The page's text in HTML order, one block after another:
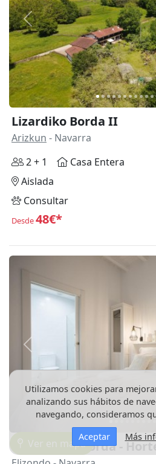
Anterior
Lizardiko Borda II
Arizkun - Navarra
2 + 1
Casa Entera
Aislada
Consultar
Desde48€*
Anterior
Markullukoborda -
Ver en mapa
Utilizamos cookies para
analizando sus hábitos de
navegando, consideramos
Aceptar
Más